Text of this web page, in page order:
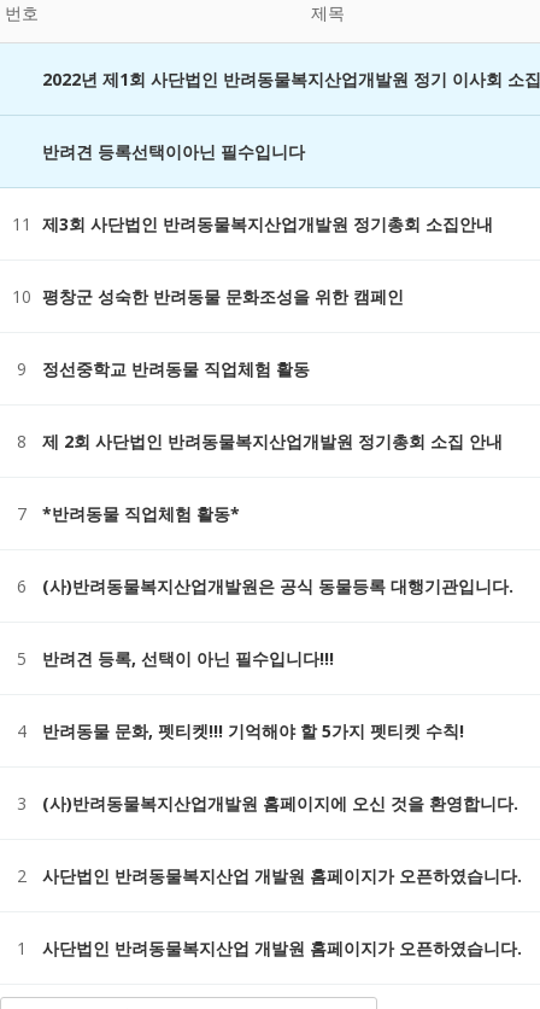
번호 제목
2022년 제1회 사단법인 반려동물복지산업개발원 정기 이사회 소
반려견 등록선택이아닌 필수입니다
11 제3회 사단법인 반려동물복지산업개발원 정기총회 소집안내
10 평창군 성숙한 반려동물 문화조성을 위한 캠페인
9 정선중학교 반려동물 직업체험 활동
8 제 2회 사단법인 반려동물복지산업개발원 정기총회 소집 안내
7 *반려동물 직업체험 활동*
6 (사)반려동물복지산업개발원은 공식 동물등록 대행기관입니다.
5 반려견 등록, 선택이 아닌 필수입니다!!!
4 반려동물 문화, 펫티켓!!! 기억해야 할 5가지 펫티켓 수칙!
3 (사)반려동물복지산업개발원 홈페이지에 오신 것을 환영합니다.
2 사단법인 반려동물복지산업 개발원 홈페이지가 오픈하였습니다.
1 사단법인 반려동물복지산업 개발원 홈페이지가 오픈하였습니다.